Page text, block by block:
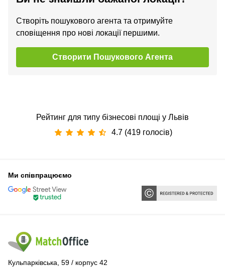
Створіть пошукового агента та отримуйте
сповіщення про нові локації першими.
Створити Пошукового Агента
Рейтинг для типу бізнесові площі у Львів
4.7 (419 голосів)
Ми співпрацюємо
Кульпарківська, 59 / корпус 42